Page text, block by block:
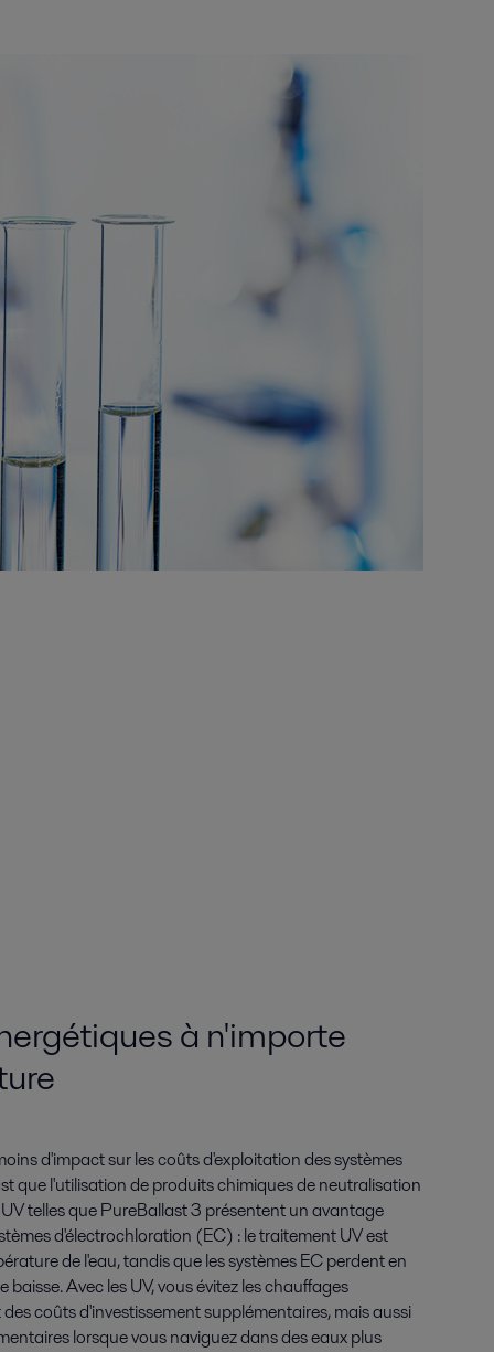
à n'importe
d'impact sur les coûts d'exploitation des systèmes
que l'utilisation de produits chimiques de neutralisation
telles que PureBallast 3 présentent un avantage
d'électrochloration (EC) : le traitement UV est
de l'eau, tandis que les systèmes EC perdent en
Avec les UV, vous évitez les chauffages
coûts d'investissement supplémentaires, mais aussi
lorsque vous naviguez dans des eaux plus